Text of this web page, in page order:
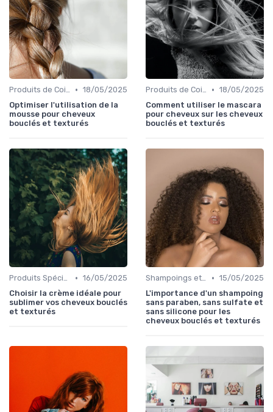
Produits de Coiffage • 18/05/2025
Optimiser l'utilisation de la
mousse pour cheveux
bouclés et texturés
Produits de Coiffage • 18/05/2025
Comment utiliser le mascara
pour cheveux sur les cheveux
bouclés et texturés
Produits Spécifiques (Anti-Frisottis, Hydratants) • 16/05/2025
Choisir la crème idéale pour
sublimer vos cheveux bouclés
et texturés
Shampoings et Après-Shampoings • 15/05/2025
L'importance d'un shampoing
sans paraben, sans sulfate et
sans silicone pour les
cheveux bouclés et texturés